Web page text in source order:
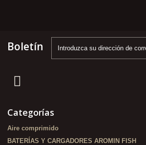
Boletín
Categorías
Aire comprimido
BATERÍAS Y CARGADORES AROMIN FISH